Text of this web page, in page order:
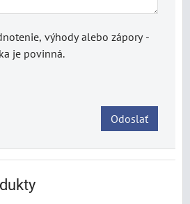
výhody alebo zápory -
je povinná.
Odoslať